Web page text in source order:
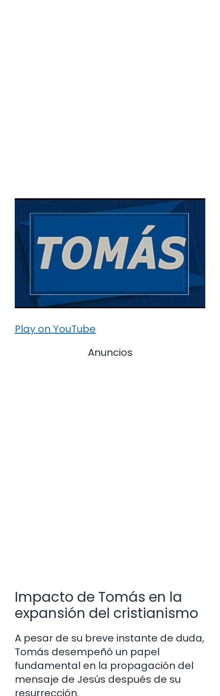
Play on YouTube
Anuncios
Impacto de Tomás en la
expansión del cristianismo
A pesar de su breve instante de duda,
Tomás desempeñó un papel
fundamental en la propagación del
mensaje de Jesús después de su
resurrección.